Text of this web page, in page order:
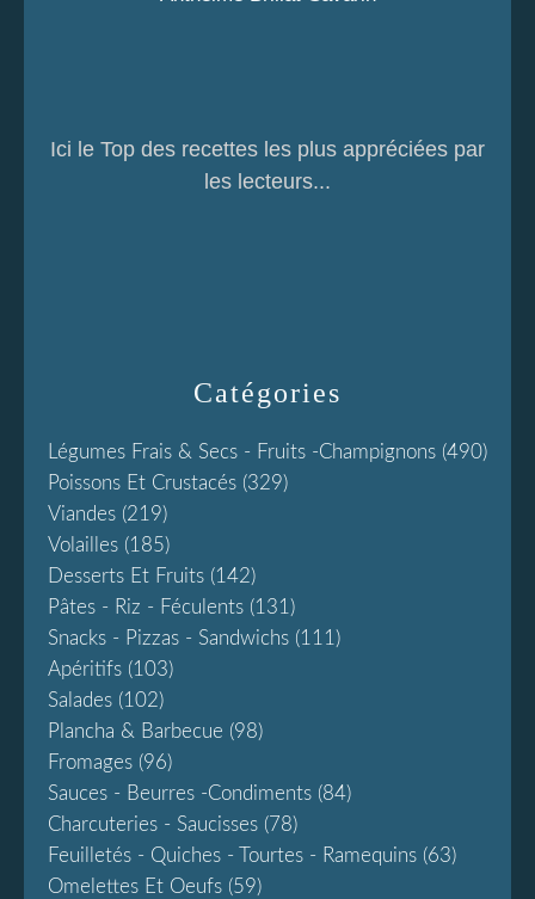
Catégories
Légumes Frais & Secs - Fruits -champignons (490)
Poissons Et Crustacés (329)
Viandes (219)
Volailles (185)
Desserts Et Fruits (142)
Pâtes - Riz - Féculents (131)
Snacks - Pizzas - Sandwichs (111)
Apéritifs (103)
Salades (102)
Plancha & Barbecue (98)
Fromages (96)
Sauces - Beurres -condiments (84)
Charcuteries - Saucisses (78)
Feuilletés - Quiches - Tourtes - Ramequins (63)
Omelettes Et Oeufs (59)
Ici le Top des recettes les plus appréciées par
les lecteurs...